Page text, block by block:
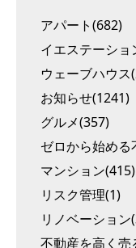
アパート(682)
イエステーショ
ウェーブハウス
お知らせ(1241)
グルメ(357)
ゼロから始め
マンション(415)
リスク管理(1)
リノベーション
不動産を高く売